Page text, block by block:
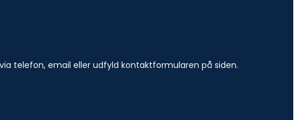
telefon, email eller udfyld kontaktformularen på siden.